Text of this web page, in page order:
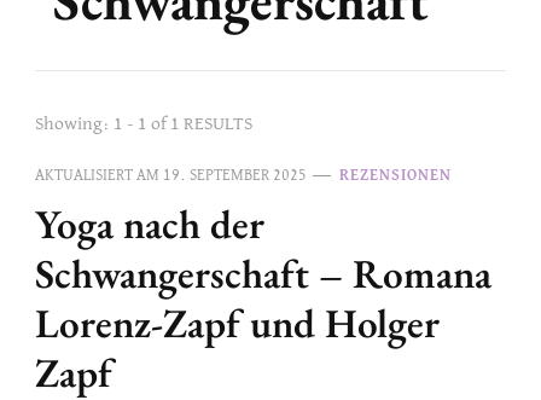
Showing: 1 - 1 of 1 RESULTS
AKTUALISIERT AM 19. SEPTEMBER 2025 REZENSIONEN
Yoga nach der
Schwangerschaft – Romana
Lorenz-Zapf und Holger
Zapf